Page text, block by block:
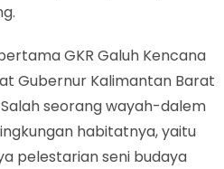
GKR Galuh Kencana
Gubernur Kalimantan Barat
seorang wayah-dalem
habitatnya, yaitu
pelestarian seni budaya